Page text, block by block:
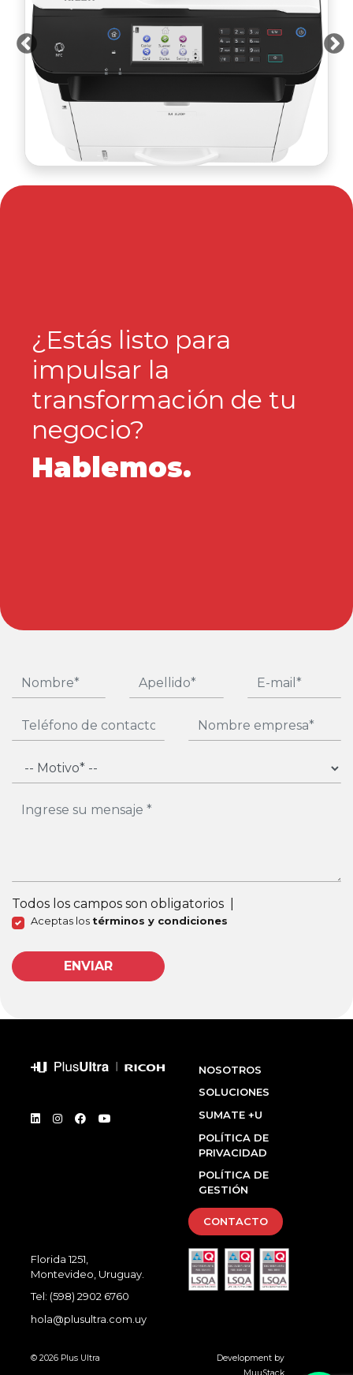
¿Estás listo para
impulsar la
transformación de tu
negocio?
Hablemos.
Todos los campos son obligatorios
Aceptas los términos y condiciones
ENVIAR
NOSOTROS
SOLUCIONES
SUMATE +U
POLÍTICA DE
PRIVACIDAD
POLÍTICA DE
GESTIÓN
CONTACTO
Florida 1251,
Montevideo, Uruguay.
Tel: (598) 2902 6760
hola@plusultra.com.uy
© 2026 Plus Ultra
Development by
MuuStack